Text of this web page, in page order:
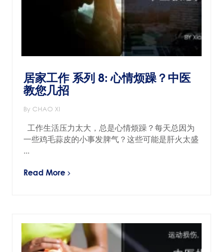
居家工作 系列 8: 心情烦躁？中医
教您几招
By CHAO XI
工作生活压力太大，总是心情烦躁？每天总因为
一些鸡毛蒜皮的小事发脾气？这些可能是肝火太盛
...
Read More